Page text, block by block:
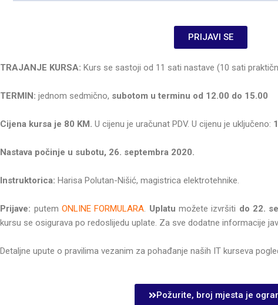
PRIJAVI SE
TRAJANJE KURSA: Kurs se sastoji od 11 sati nastave (10 sati
TERMIN: jednom sedmično, subotom u terminu od 12.00 do 15.00
Cijena kursa je 80 KM.U cijenu je uračunat PDV. U cijenu je uključeno:
Nastava počinje u subotu, 26. septembra 2020.
Instruktorica: Harisa Polutan-Nišić, magistrica elektrotehnike.
Prijave: putemONLINE FORMULARA. Uplatumožete izvršiti do 22.
kursu se osigurava po redoslijedu uplate. Za sve dodatne informacije
Detaljne upute o pravilima vezanim za pohađanje naših IT kurseva
Požurite, broj mjesta je